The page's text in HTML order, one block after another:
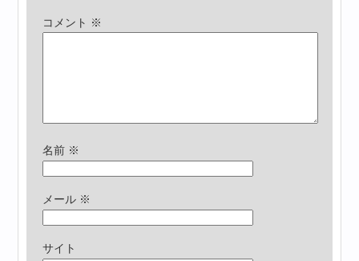
コメント ※
名前 ※
メール ※
サイト